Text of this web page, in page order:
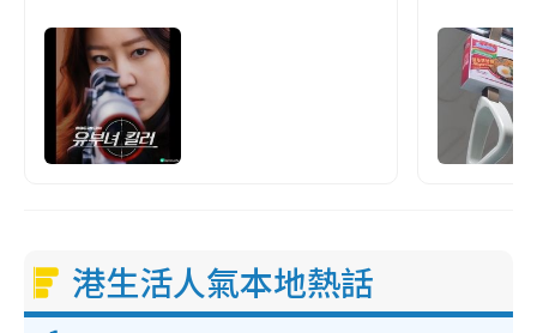
港生活人氣本地熱話